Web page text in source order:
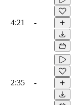
4:21 -
2:35 -